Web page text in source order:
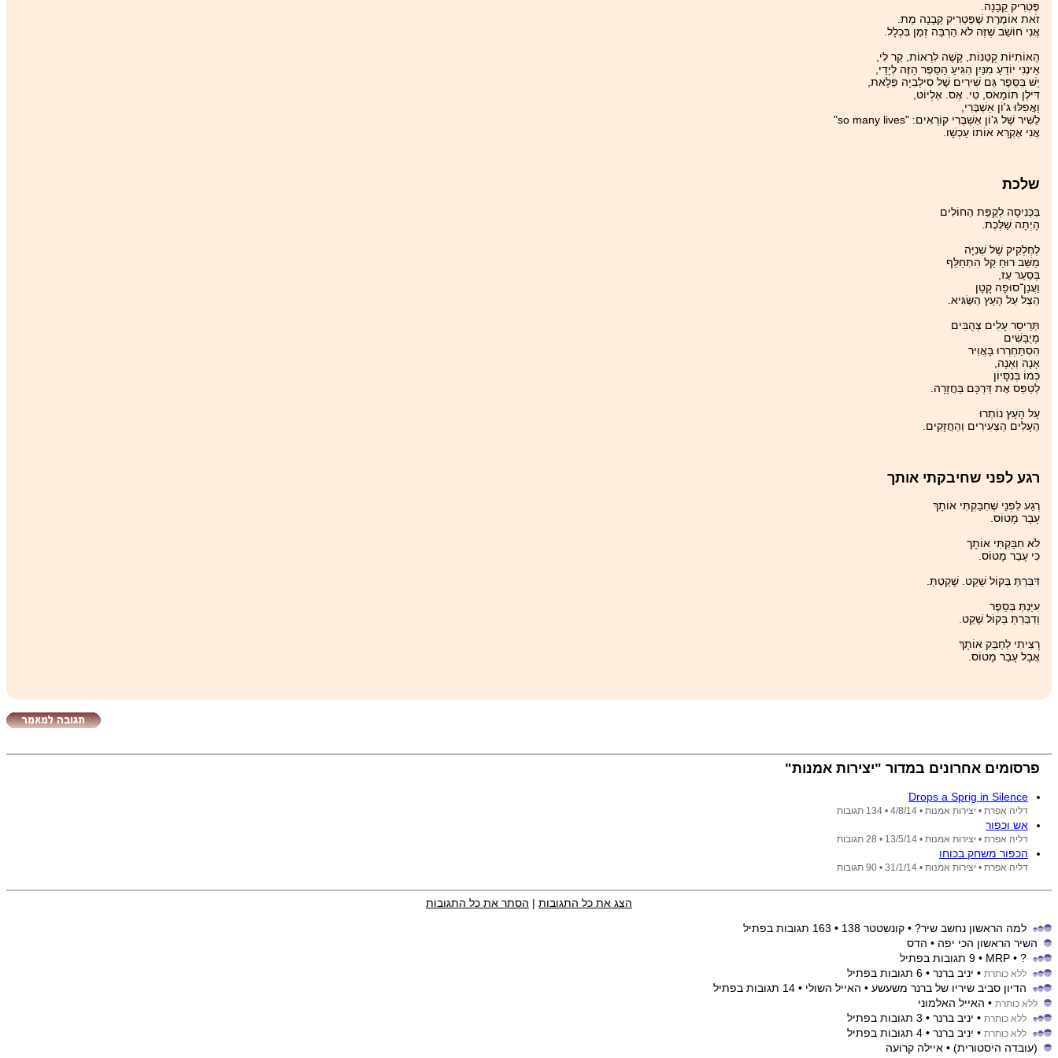
פֶּטְרִיק קַבָנָה.
זֹאת אוֹמֶרֶת שֶׁפֶּטְרִיק קַבָנָה מֵת.
אֲנִי חוֹשֵׁב שֶׁזֶּה לֹא הַרְבֵּה זְמַן בִּכְלָל.
הָאוֹתִיּוֹת קְטַנּוֹת, קָשֶׁה לִרְאוֹת, קַר לִי,
אֵינֶנִּי יוֹדֵעַ מִנַּיִן הִגִּיעַ הַסֵּפֶר הַזֶּה לְיָדַי,
יֵשׁ בַּסֵּפֶר גַּם שִׁירִים שֶׁל סִילְבִיָה פְּלָאת,
דִּיּלֶן תּוֹמַאס, טִי. אֶס. אֶלְיוֹט,
וַאֲפִלּוּ ג'וֹן אַשְׁבֶּרִי,
לַשִּׁיר שֶׁל ג'וֹן אַשְׁבֶּרִי קוֹרְאִים: "so many lives"
אֲנִי אֶקְרָא אוֹתוֹ עַכְשָׁו.
שלכת
בַּכְּנִיסָה לְקֻפַּת הַחוֹלִים
הָיְתָה שַׁלֶּכֶת.
לְחֶלְקִיק שֶׁל שְׁנִיָּה
מַשַּׁב רוּחַ קַל הִתְחַלֵּף
בְּסַעַר עַז,
וַעֲנַן־סוּפָה קָטָן
הֵצֵל עַל הָעֵץ הַשַּׂגִּיא.
תְּרֵיסַר עָלִים צְהֻבִּים
מְיֻבָּשִׁים
הִסְתַּחְרְרוּ בָּאֲוִיר
אָנָה וְאָנָה,
כְּמוֹ בְּנִסָּיוֹן
לְטַפֵּס אֶת דַּרְכָּם בַּחֲזָרָה.
עַל הָעֵץ נוֹתְרוּ
הֶעָלִים הַצְּעִירִים וְהַחֲזָקִים.
רגע לפני שחיבקתי אותך
רֶגַע לִפְנֵי שֶׁחִבַּקְתִּי אוֹתָךְ
עָבַר מָטוֹס.
לֹא חִבַּקְתִּי אוֹתָך
כִּי עָבַר מָטוֹס.
דִּבַּרְתְּ בְּקוֹל שָׁקֵט. שָׁקַטְתְּ.
עִיַּנְתְּ בְּסֵפֶר
וְדִבַּרְתְּ בְּקוֹל שָׁקֵט.
רָצִיתִי לְחַבֵּק אוֹתָךְ
אֲבָל עָבַר מָטוֹס.
פרסומים אחרונים במדור "יצירות אמנות"
Drops a Sprig in Silence
דליה אפרת • יצירות אמנות • 4/8/14 • 134 תגובות
אש וכפור
דליה אפרת • יצירות אמנות • 13/5/14 • 28 תגובות
הכפור משחק בכוחו
דליה אפרת • יצירות אמנות • 31/1/14 • 90 תגובות
הצג את כל התגובות | הסתר את כל התגובות
למה הראשון נחשב שיר? • קונשטטר 138
• 163 תגובות בפתיל
השיר הראשון הכי יפה • הדס
?
• MRP • 9 תגובות בפתיל
ללא כותרת • יניב ברנר • 6 תגובות בפתיל
הדיון סביב שיריו של ברנר משעשע • האייל השולי • 14 תגובות בפתיל
ללא כותרת • האייל האלמוני
ללא כותרת • יניב ברנר • 3 תגובות בפתיל
ללא כותרת • יניב ברנר • 4 תגובות בפתיל
(עובדה היסטורית) • איילה קרועה